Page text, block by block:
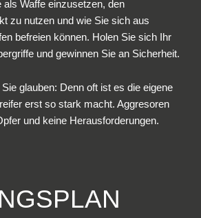
als Waffe einzusetzen, den
zu nutzen und wie Sie sich aus
befreien können. Holen Sie sich Ihr
und gewinnen Sie an Sicherheit.
glauben: Denn oft ist es die eigene
erst so stark macht. Aggresoren
und keine Herausforderungen.